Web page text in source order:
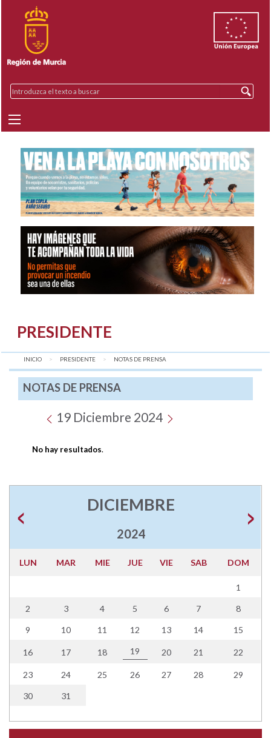
PRESIDENTE
INICIO PRESIDENTE AQUÍ:
NOTAS DE PRENSA
NOTAS DE PRENSA
19 Diciembre 2024
No hay resultados.
DICIEMBRE
2024
LUN MAR MIE JUE VIE SAB DOM
1
2 3 4 5 6 7 8
9 10 11 12 13 14 15
16 17 18 19 20 21 22
23 24 25 26 27 28 29
30 31